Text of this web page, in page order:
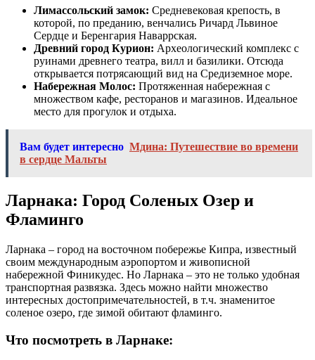
Лимассольский замок: Средневековая крепость, в
которой, по преданию, венчались Ричард Львиное
Сердце и Беренгария Наваррская.
Древний город Курион: Археологический комплекс с
руинами древнего театра, вилл и базилики. Отсюда
открывается потрясающий вид на Средиземное море.
Набережная Молос: Протяженная набережная с
множеством кафе, ресторанов и магазинов. Идеальное
место для прогулок и отдыха.
Вам будет интересно Мдина: Путешествие во времени
в сердце Мальты
Ларнака: Город Соленых Озер и
Фламинго
Ларнака – город на восточном побережье Кипра, известный
своим международным аэропортом и живописной
набережной Финикудес. Но Ларнака – это не только удобная
транспортная развязка. Здесь можно найти множество
интересных достопримечательностей, в т.ч. знаменитое
соленое озеро, где зимой обитают фламинго.
Что посмотреть в Ларнаке: